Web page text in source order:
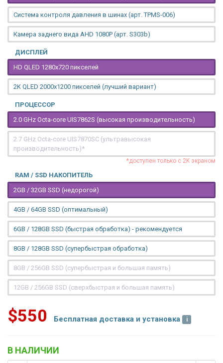
Система контроля давления в шинах (арт. TPMS-006)
Камера заднего вида AHD 1080P (арт. S303b)
ДИСПЛЕЙ
HD QLED 1280x720 пикселей
2K QLED 2000х1200 пикселей (лучший вариант)
ПРОЦЕССОР
2.0 GHz Octa-core UIS7862S (высокая производительность)
2.7 GHz Octa-core UIS7870SC (ультравысокая
производительность)*
*доступен только с 2K экраном
RAM / SSD НАКОПИТЕЛЬ
2GB / 32GB SSD (недорогой)
4GB / 64GB SSD (оптимальный)
6GB / 128GB SSD (быстрая обработка) - рекомендуется
8GB / 128GB SSD (супербыстрая обработка)
8GB / 256GB SSD (супербыстрая и большая память)
12GB / 256GB SSD (сверхбыстрая и большая память)
$550 Бесплатная доставка и установка
В НАЛИЧИИ